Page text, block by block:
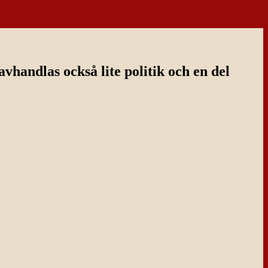
också lite politik och en del